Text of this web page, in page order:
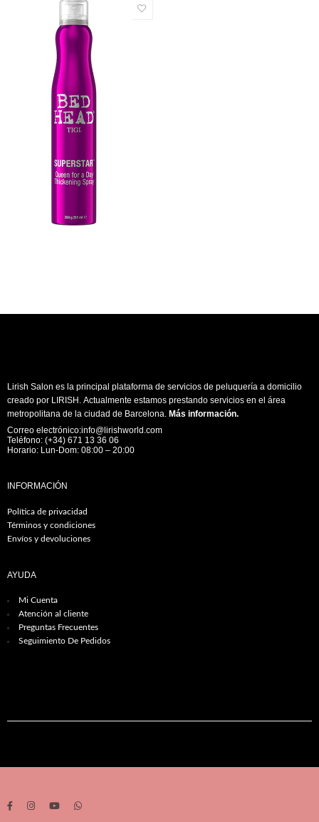
Lirish Salon es la principal plataforma de servicios de peluquería a domicilio
creado por LIRISH. Actualmente estamos prestando servicios en el área
metropolitana de la ciudad de Barcelona. Más información.
Correo electrónico:info@lirishworld.com
Teléfono: (+34) 671 13 36 06
Horario: Lun-Dom: 08:00 – 20:00
INFORMACIÓN
Política de privacidad
Términos y condiciones
Envíos y devoluciones
AYUDA
Mi Cuenta
Atención al cliente
Preguntas Frecuentes
Seguimiento De Pedidos